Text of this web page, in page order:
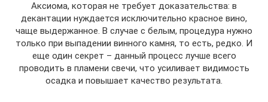
Аксиома, которая не требует доказательства: в
декантации нуждается исключительно красное вино,
чаще выдержанное. В случае с белым, процедура нужно
только при выпадении винного камня, то есть, редко. И
еще один секрет – данный процесс лучше всего
проводить в пламени свечи, что усиливает видимость
осадка и повышает качество результата.